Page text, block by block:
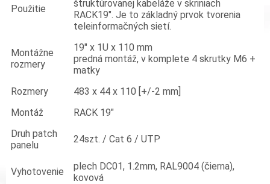
Použitie
štruktúrovanej kabeláže v skriniach
RACK19″. Je to základný prvok tvorenia
teleinformačných sietí.
Montážne
rozmery
19" x 1U x 110 mm
predná montáž, v komplete 4 skrutky M6 +
matky
Rozmery
483 x 44 x 110 [+/-2 mm]
Montáž
RACK 19"
Druh patch
panelu
24szt. / Cat 6 / UTP
Vyhotovenie
plech DC01, 1.2mm, RAL9004 (čierna),
kovová